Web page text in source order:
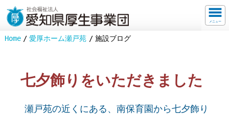
メニュー
Home 愛厚ホーム瀬戸苑 施設ブログ
七夕飾りをいただきました
瀬戸苑の近くにある、南保育園から七夕飾り